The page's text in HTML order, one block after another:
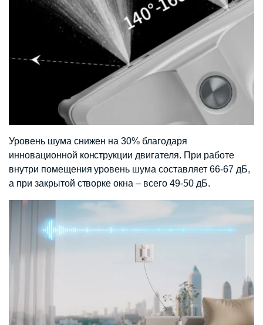
Уровень шума снижен на 30% благодаря
инновационной конструкции двигателя. При работе
внутри помещения уровень шума составляет 66-67 дБ,
а при закрытой створке окна – всего 49-50 дБ.